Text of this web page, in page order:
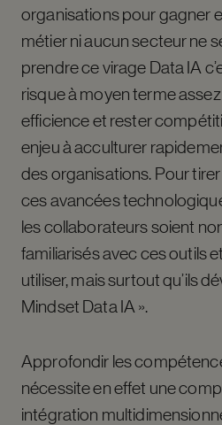
organisations pour gagner
métier ni aucun secteur ne
prendre ce virage Data IA
risque à moyen terme
efficience et rester
enjeu à acculturer
des organisations. Pour
ces avancées
les collaborateurs soient
familiarisés avec ces outils
utiliser, mais surtout qu’ils
Mindset Data IA ».
Approfondir les
nécessite en effet une
intégration